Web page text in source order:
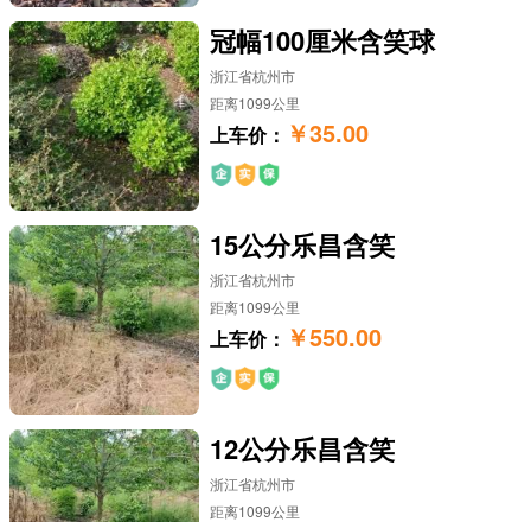
冠幅100厘米含笑球
浙江省杭州市
距离1099公里
上车价： ￥35.00
15公分乐昌含笑
浙江省杭州市
距离1099公里
上车价： ￥550.00
12公分乐昌含笑
浙江省杭州市
距离1099公里